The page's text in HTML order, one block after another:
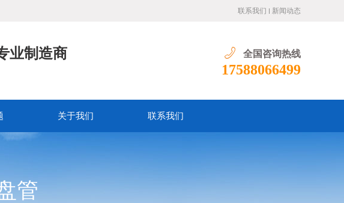
联系我们 新闻动态
业制造商 全国咨询热线
17588066499
关于我们 联系我们
管